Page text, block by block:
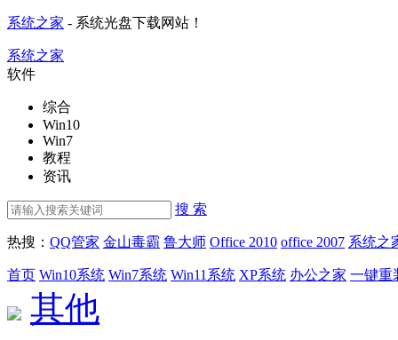
系统之家 - 系统光盘下载网站！
系统之家
软件
综合
Win10
Win7
教程
资讯
搜 索
热搜： QQ管家 金山毒霸 鲁大师 Office 2010 office 2007 系统之
首页 Win10系统 Win7系统 Win11系统 XP系统 办公之家 一键重
其他